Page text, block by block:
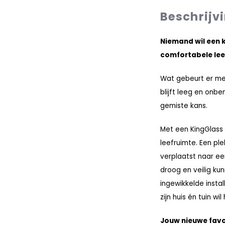
Niemand wil een
comfortabele
Wat gebeurt er
blijft leeg en
gemiste kans.
Met een
leefruimte. Een
verplaatst naar
droog en veilig
ingewikkelde
zijn huis én tuin wil
Jouw nieuwe